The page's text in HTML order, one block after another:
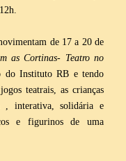
de 17 a 20 de
as Cortinas- Teatro no
do Instituto RB e tendo
teatrais, as crianças
, interativa, solidária e
e figurinos de uma